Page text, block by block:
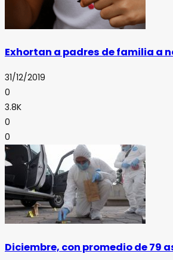
Exhortan a padres de familia a
31/12/2019
0
3.8K
0
0
Diciembre, con promedio de 79